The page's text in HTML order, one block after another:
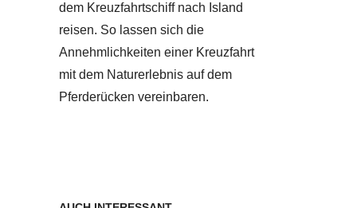
dem Kreuzfahrtschiff nach Island
reisen. So lassen sich die
Annehmlichkeiten einer Kreuzfahrt
mit dem Naturerlebnis auf dem
Pferderücken vereinbaren.